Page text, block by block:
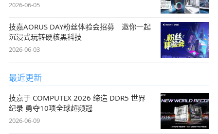
2026-06-05
技嘉AORUS DAY粉丝体验会招募｜邀你一起
沉浸式玩转硬核黑科技
2026-06-03
最近更新
技嘉于 COMPUTEX 2026 缔造 DDR5 世界
纪录 勇夺10项全球超频冠
2026-06-09